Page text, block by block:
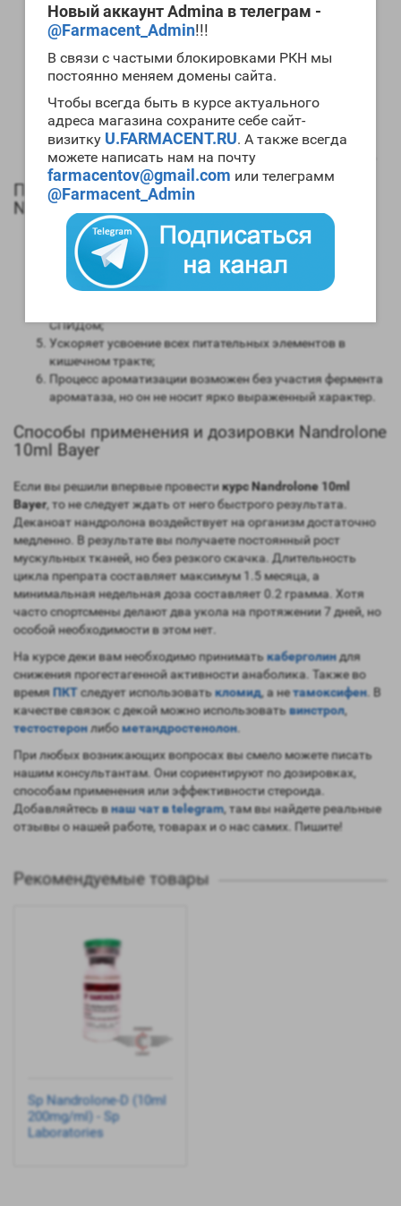
Новый аккаунт Admina в телеграм -
@Farmacent_Admin!!!
В связи с частыми блокировками РКН мы
постоянно меняем домены сайта.
Чтобы всегда быть в курсе актуального
адреса магазина сохраните себе сайт-
визитку U.FARMACENT.RU. А также всегда
можете написать нам на почту
farmacentov@gmail.com или телеграмм
@Farmacent_Admin
Андрогенная активность – 30 процентов в сравнении с
мужским гормоном;
(ароматизация) – крайне низкая;
Степень нагрузки на печень – невысокая;
Форма выпуска – инъекционная;
Длительность воздействия на организм – 15 дней;
Время обнаружения следов применения препарат с
помощью допинг теста – около восемнадцати месяцев.
Положительные качества и эффекты
Nandrolone 10ml Bayer
Мощный прирост мускульной массы;
Укрепляется костная структура;
Нормализуется работа связочно-суставного аппарата;
Усиливается работа иммунитета и в традиционной
СПИДом;
Ускоряет усвоение всех питательных элементов в
кишечном тракте;
Процесс ароматизации возможен без участия фермента
ароматаза, но он не носит ярко выраженный характер.
Способы применения и дозировки Nandrolone
10ml Bayer
Если вы решили впервые провестикурс Nandrolone 10ml
Bayer, то не следует ждать от него быстрого результата.
Деканоат нандролона воздействует на организм достаточно
медленно. В результате вы получаете постоянный рост
мускульных тканей, но без резкого скачка. Длительность
цикла препрата составляет максимум 1.5 месяца, а
минимальная недельная доза составляет 0.2 грамма. Хотя
часто спортсмены делают два укола на протяжении 7 дней, но
особой необходимости в этом нет.
На курсе деки вам необходимо приниматькаберголиндля
снижения прогестагенной активности анаболика. Также во
времяПКТследует использоватькломид, а нетамоксифен. В
качестве связок с декой можно использоватьвинстрол,
тестостеронлибометандростенолон.
При любых возникающих вопросах вы смело можете писать
нашим консультантам. Они сориентируют по дозировках,
способам применения или эффективности стероида.
Добавляйтесь внаш чат в telegram, там вы найдете реальные
отзывы о нашей работе, товарах и о нас самих. Пишите!
Рекомендуемые товары
Sp Nandrolone-D (10ml
200mg/ml) - Sp
Laboratories